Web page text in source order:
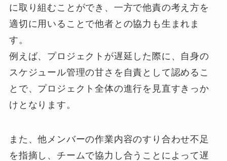
に取り組むことができ、一方で他責の考え方を
適切に用いることで他者との協力も生まれま
す。
例えば、プロジェクトが遅延した際に、自身の
スケジュール管理の甘さを自責として認めるこ
とで、プロジェクト全体の進行を見直すきっか
けとなります。
また、他メンバーの作業内容のすり合わせ不足
を指摘し、チームで協力し合うことによって遅